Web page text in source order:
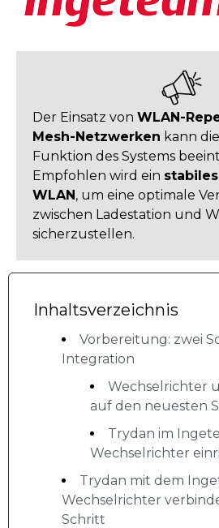
Der Einsatz von WLAN-
Mesh-Netzwerken kann
Funktion des Systems
Empfohlen wird ein stabiles
WLAN, um eine optimale
zwischen Ladestation und
sicherzustellen.
Inhaltsverzeichnis
Vorbereitung: zwei
Integration
Wechselrichter
auf den neuesten
Trydan im
Wechselrichter
Trydan mit dem
Wechselrichter
Schritt